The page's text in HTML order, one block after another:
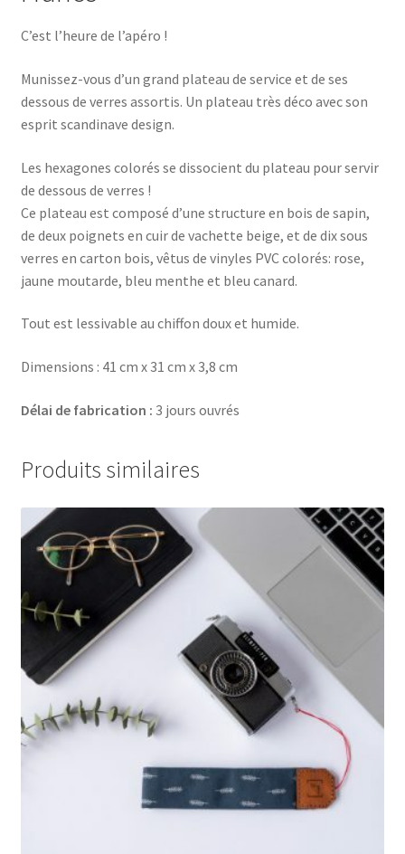
C’est l’heure de l’apéro !
Munissez-vous d’un grand plateau de service et de ses
dessous de verres assortis. Un plateau très déco avec son
esprit scandinave design.
Les hexagones colorés se dissocient du plateau pour servir
de dessous de verres !
Ce plateau est composé d’une structure en bois de sapin,
de deux poignets en cuir de vachette beige, et de dix sous
verres en carton bois, vêtus de vinyles PVC colorés: rose,
jaune moutarde, bleu menthe et bleu canard.
Tout est lessivable au chiffon doux et humide.
Dimensions : 41 cm x 31 cm x 3,8 cm
Délai de fabrication : 3 jours ouvrés
Produits similaires